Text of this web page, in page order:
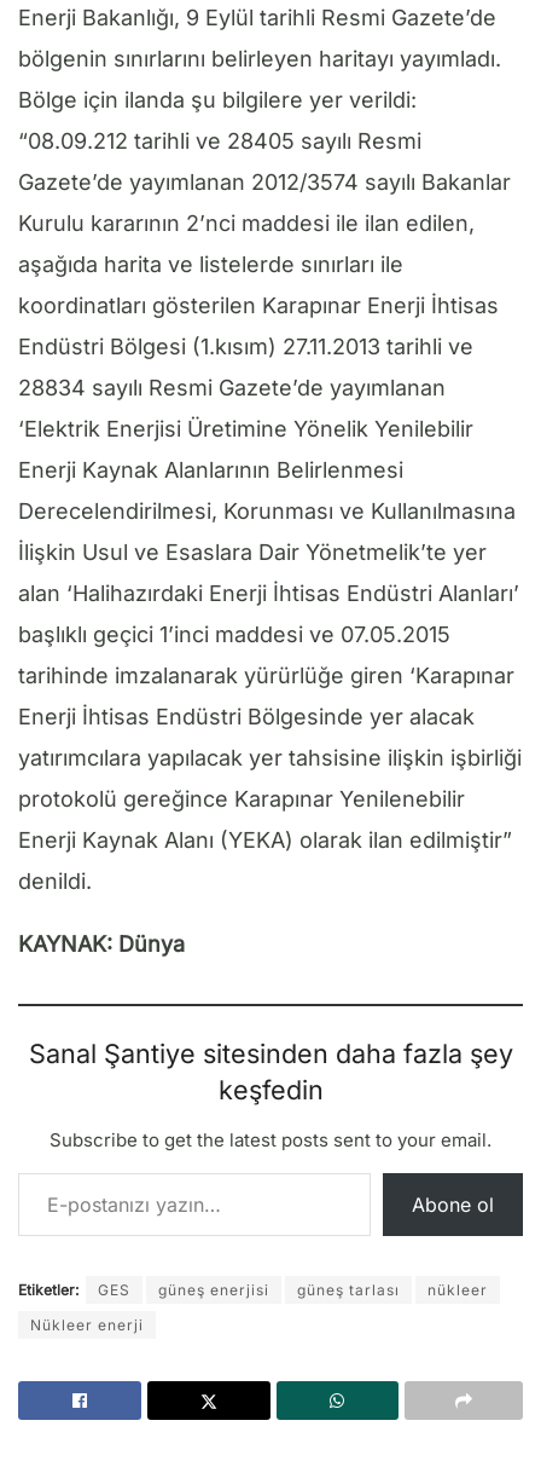
Enerji Bakanlığı, 9 Eylül tarihli Resmi Gazete’de
bölgenin sınırlarını belirleyen haritayı yayımladı.
Bölge için ilanda şu bilgilere yer verildi:
“08.09.212 tarihli ve 28405 sayılı Resmi
Gazete’de yayımlanan 2012/3574 sayılı Bakanlar
Kurulu kararının 2’nci maddesi ile ilan edilen,
aşağıda harita ve listelerde sınırları ile
koordinatları gösterilen Karapınar Enerji İhtisas
Endüstri Bölgesi (1.kısım) 27.11.2013 tarihli ve
28834 sayılı Resmi Gazete’de yayımlanan
‘Elektrik Enerjisi Üretimine Yönelik Yenilebilir
Enerji Kaynak Alanlarının Belirlenmesi
Derecelendirilmesi, Korunması ve Kullanılmasına
İlişkin Usul ve Esaslara Dair Yönetmelik’te yer
alan ‘Halihazırdaki Enerji İhtisas Endüstri Alanları’
başlıklı geçici 1’inci maddesi ve 07.05.2015
tarihinde imzalanarak yürürlüğe giren ‘Karapınar
Enerji İhtisas Endüstri Bölgesinde yer alacak
yatırımcılara yapılacak yer tahsisine ilişkin işbirliği
protokolü gereğince Karapınar Yenilenebilir
Enerji Kaynak Alanı (YEKA) olarak ilan edilmiştir”
denildi.
KAYNAK: Dünya
Sanal Şantiye sitesinden daha fazla şey
keşfedin
Subscribe to get the latest posts sent to your email.
E-postanızı yazın…
Abone ol
Etiketler: GES güneş enerjisi güneş tarlası
nükleer
Nükleer enerji